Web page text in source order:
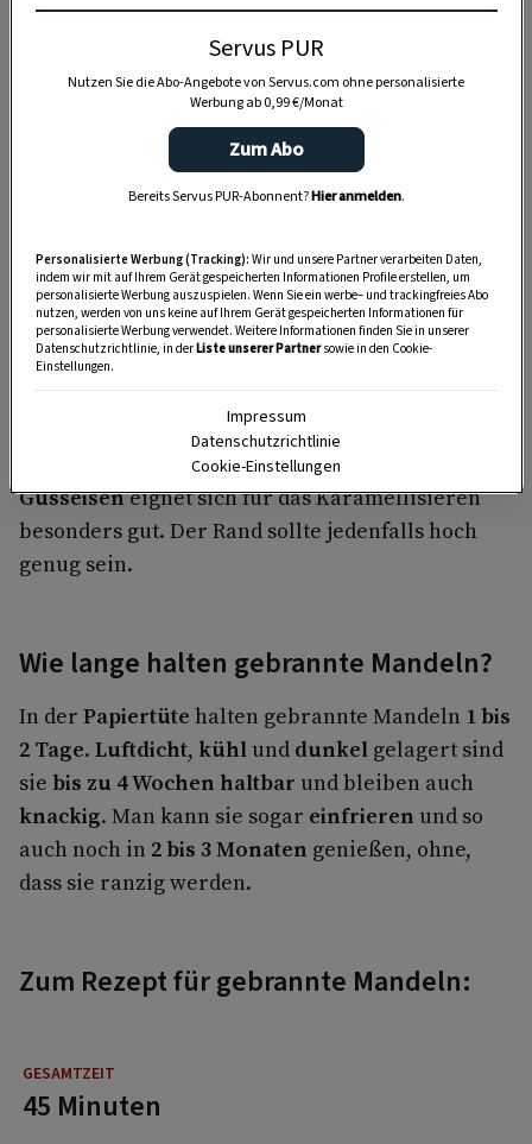
Warum wird beim Karamellisieren
Wasser verwendet?
Die geringe Menge Wasser sorgt dafür, dass sich
vermengen kann.
Welche Pfanne für karamellisierte
Mandeln nehmen?
beschichtete Pfanneoder eine aus
Gusseiseneignet sich für das Karamellisieren
besonders gut. Der Rand sollte jedenfalls hoch
genug sein.
Wie lange halten gebrannte Mandeln?
In der Papiertüte halten gebrannte Mandeln 1 bis
2 Tage. Luftdicht, kühl und dunkel gelagert sind
sie bis zu 4 Wochen haltbar und bleiben auch
knackig. Man kann sie sogar einfrieren und so
auch noch in 2 bis 3 Monaten genießen, ohne,
dass sie ranzig werden.
Zum Rezept für gebrannte Mandeln:
45 Minuten
Servus PUR
Nutzen Sie die Abo-Angebote von Servus.com ohne personalisierte
Werbung ab 0,99 €/Monat
Zum Abo
Bereits Servus PUR-Abonnent?Hier anmelden.
Personalisierte Werbung (Tracking): Wir und unsere Partner verarbeiten Daten,
indem wir mit auf Ihrem Gerät gespeicherten Informationen Profile erstellen, um
personalisierte Werbung auszuspielen. Wenn Sie ein werbe– und trackingfreies Abo
nutzen, werden von uns keine auf Ihrem Gerät gespeicherten Informationen für
personalisierte Werbung verwendet. Weitere Informationen finden Sie in unserer
Datenschutzrichtlinie, in derListe unserer Partnersowie in den Cookie-
Einstellungen.
Impressum
Datenschutzrichtlinie
Cookie-Einstellungen